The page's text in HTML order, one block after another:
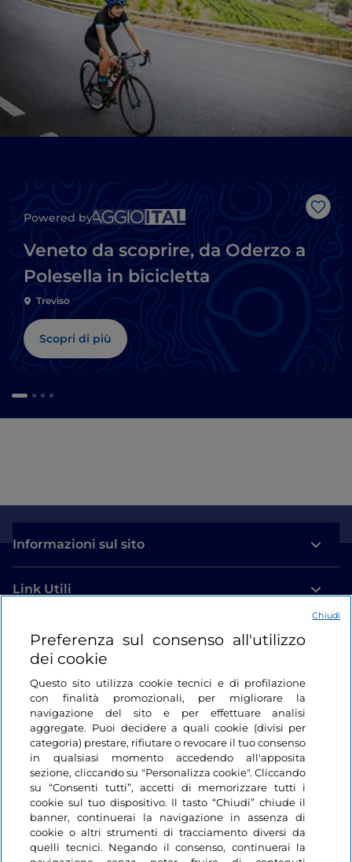
Like
Powered by
Veneto da scoprire, da Oderzo a
Polesella in bicicletta
Treviso
Scopri di più
Informazioni sul sito
Link Utili
Login
Restiamo in contatto
Preferenza sul consenso all'utilizzo
dei cookie
Questo sito utilizza cookie tecnici e di profilazione
con finalità promozionali, per migliorare la
navigazione del sito e per effettuare analisi
aggregate. Puoi decidere a quali cookie (divisi per
categoria) prestare, rifiutare o revocare il tuo consenso
in qualsiasi momento accedendo all'apposita
sezione, cliccando su "Personalizza cookie". Cliccando
su “Consenti tutti”, accetti di memorizzare tutti i
cookie sul tuo dispositivo. Il tasto “Chiudi” chiude il
banner, continuerai la navigazione in assenza di
cookie o altri strumenti di tracciamento diversi da
quelli tecnici. Negando il consenso, continuerai la
Chiudi